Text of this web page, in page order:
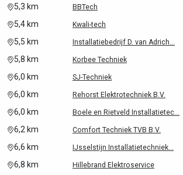
5,3 km BBTech
5,4 km Kwali-tech
5,5 km Installatiebedrijf D. van Adrich...
5,8 km Korbee Techniek
6,0 km SJ-Techniek
6,0 km Rehorst Elektrotechniek B.V.
6,0 km Boele en Rietveld Installatietec...
6,2 km Comfort Techniek TVB B.V.
6,6 km IJsselstijn Installatietechniek...
6,8 km Hillebrand Elektroservice